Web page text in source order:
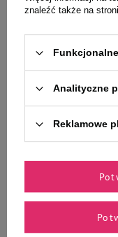
4,11 zł 41,10 zł / kg
-
Zaufane i
znaleźć także na
Analityczne
Reklamowe